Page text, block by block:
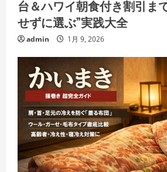
台＆ハワイ朝食付き割引ま
せずに選ぶ”実践大全
admin 1月 9, 2026